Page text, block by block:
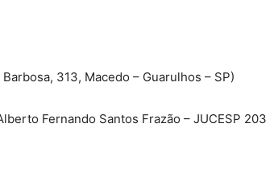
313, Macedo – Guarulhos – SP)
Fernando Santos Frazão – JUCESP 203